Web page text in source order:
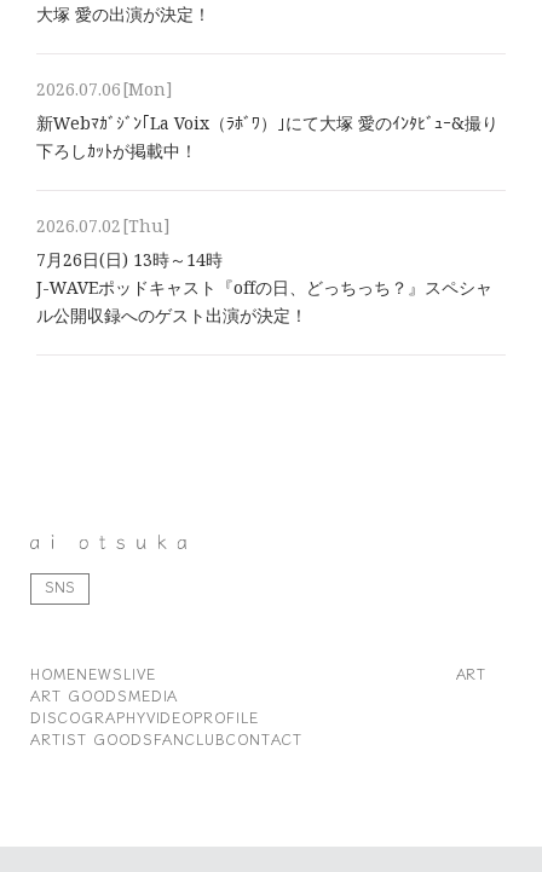
大塚 愛の出演が決定！
2026.07.06[Mon]
新Webﾏｶﾞｼﾞﾝ｢La Voix（ﾗﾎﾞﾜ）｣にて大塚 愛のｲﾝﾀﾋﾞｭｰ&撮り
下ろしｶｯﾄが掲載中！
2026.07.02[Thu]
7月26日(日) 13時～14時
J-WAVEポッドキャスト『offの日、どっちっち？』スペシャ
ル公開収録へのゲスト出演が決定！
SNS
HOMENEWSLIVE
ART
ART GOODSMEDIA
DISCOGRAPHYVIDEOPROFILE
ARTIST GOODSFANCLUBCONTACT